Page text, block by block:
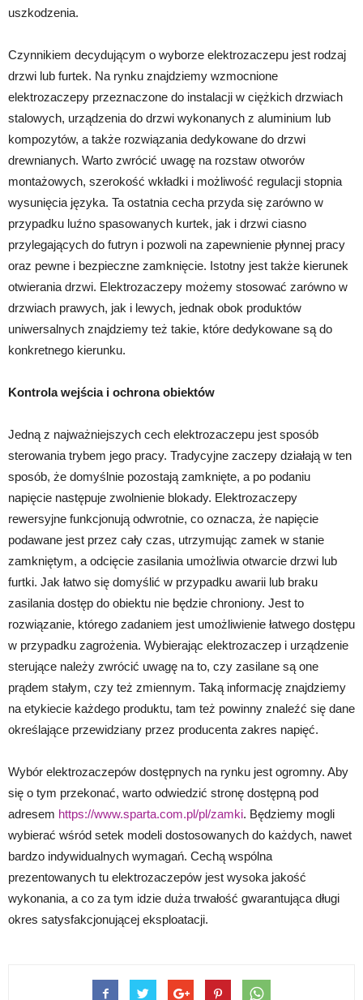
uszkodzenia.
Czynnikiem decydującym o wyborze elektrozaczepu jest rodzaj
drzwi lub furtek. Na rynku znajdziemy wzmocnione
elektrozaczepy przeznaczone do instalacji w ciężkich drzwiach
stalowych, urządzenia do drzwi wykonanych z aluminium lub
kompozytów, a także rozwiązania dedykowane do drzwi
drewnianych. Warto zwrócić uwagę na rozstaw otworów
montażowych, szerokość wkładki i możliwość regulacji stopnia
wysunięcia języka. Ta ostatnia cecha przyda się zarówno w
przypadku luźno spasowanych kurtek, jak i drzwi ciasno
przylegających do futryn i pozwoli na zapewnienie płynnej pracy
oraz pewne i bezpieczne zamknięcie. Istotny jest także kierunek
otwierania drzwi. Elektrozaczepy możemy stosować zarówno w
drzwiach prawych, jak i lewych, jednak obok produktów
uniwersalnych znajdziemy też takie, które dedykowane są do
konkretnego kierunku.
Kontrola wejścia i ochrona obiektów
Jedną z najważniejszych cech elektrozaczepu jest sposób
sterowania trybem jego pracy. Tradycyjne zaczepy działają w ten
sposób, że domyślnie pozostają zamknięte, a po podaniu
napięcie następuje zwolnienie blokady. Elektrozaczepy
rewersyjne funkcjonują odwrotnie, co oznacza, że napięcie
podawane jest przez cały czas, utrzymując zamek w stanie
zamkniętym, a odcięcie zasilania umożliwia otwarcie drzwi lub
furtki. Jak łatwo się domyślić w przypadku awarii lub braku
zasilania dostęp do obiektu nie będzie chroniony. Jest to
rozwiązanie, którego zadaniem jest umożliwienie łatwego dostępu
w przypadku zagrożenia. Wybierając elektrozaczep i urządzenie
sterujące należy zwrócić uwagę na to, czy zasilane są one
prądem stałym, czy też zmiennym. Taką informację znajdziemy
na etykiecie każdego produktu, tam też powinny znaleźć się dane
określające przewidziany przez producenta zakres napięć.
Wybór elektrozaczepów dostępnych na rynku jest ogromny. Aby
się o tym przekonać, warto odwiedzić stronę dostępną pod
adresem https://www.sparta.com.pl/pl/zamki. Będziemy mogli
wybierać wśród setek modeli dostosowanych do każdych, nawet
bardzo indywidualnych wymagań. Cechą wspólna
prezentowanych tu elektrozaczepów jest wysoka jakość
wykonania, a co za tym idzie duża trwałość gwarantująca długi
okres satysfakcjonującej eksploatacji.